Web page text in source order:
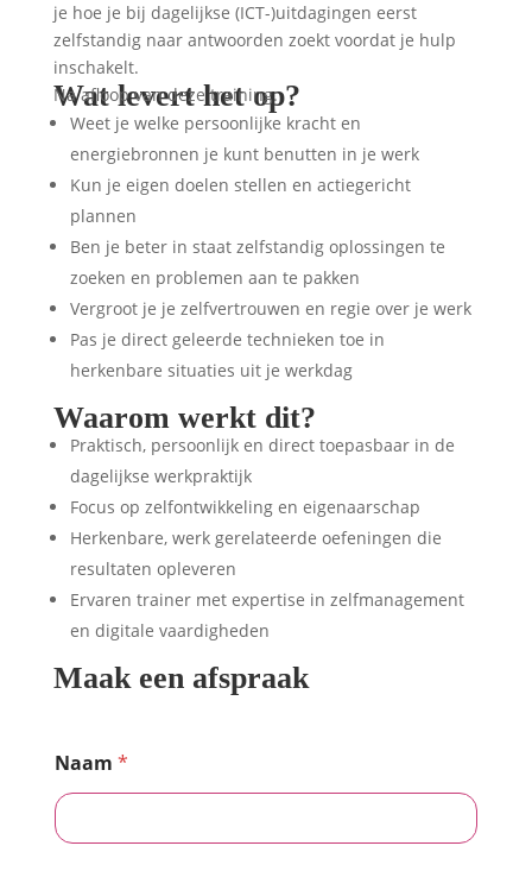
je hoe je bij dagelijkse (ICT-)uitdagingen eerst
zelfstandig naar antwoorden zoekt voordat je hulp
inschakelt.
Wat levert het op?
Na afloop van deze training:
Weet je welke persoonlijke kracht en
energiebronnen je kunt benutten in je werk
Kun je eigen doelen stellen en actiegericht
plannen
Ben je beter in staat zelfstandig oplossingen te
zoeken en problemen aan te pakken
Vergroot je je zelfvertrouwen en regie over je werk
Pas je direct geleerde technieken toe in
herkenbare situaties uit je werkdag
Waarom werkt dit?
Praktisch, persoonlijk en direct toepasbaar in de
dagelijkse werkpraktijk
Focus op zelfontwikkeling en eigenaarschap
Herkenbare, werk gerelateerde oefeningen die
resultaten opleveren
Ervaren trainer met expertise in zelfmanagement
en digitale vaardigheden
Maak een afspraak
Naam *